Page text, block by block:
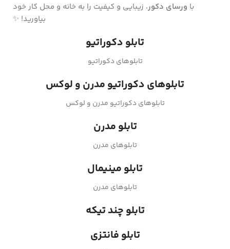
با ورسای دکور، زیبایی و کیفیت را به خانه و محل کار خود
بیاورید! ✨
تابلو دکوراتیو
تابلوهای دکوراتیو
تابلوهای دکوراتیو مدرن و لوکس
تابلوهای دکوراتیو مدرن و لوکس
تابلو مدرن
تابلوهای مدرن
تابلو مینیمال
تابلوهای مدرن
تابلو چند تیکه
تابلو فانتزی